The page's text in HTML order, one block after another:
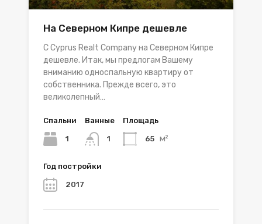
На Северном Кипре дешевле
С Cyprus Realt Company на Северном Кипре
дешевле. Итак, мы предлогам Вашему
вниманию односпальную квартиру от
собственника. Прежде всего, это
великолепный…
Спальни
1
Ванные
1
Площадь
65 м²
Год постройки
2017